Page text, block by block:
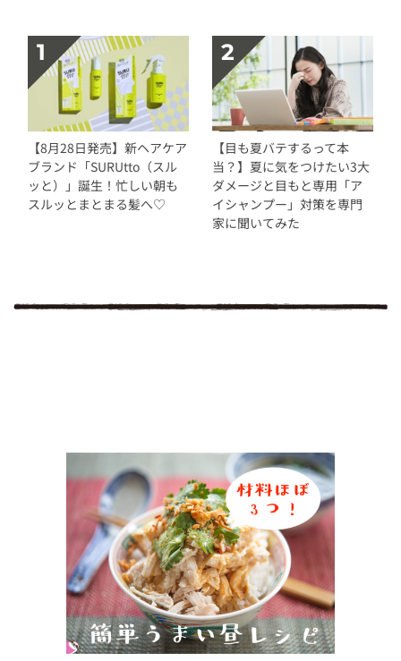
【8月28日発売】新ヘアケア
ブランド「SURUtto（スル
ッと）」誕生！忙しい朝も
スルッとまとまる髪へ♡
【目も夏バテするって本
当？】夏に気をつけたい3大
ダメージと目もと専用「ア
イシャンプー」対策を専門
家に聞いてみた